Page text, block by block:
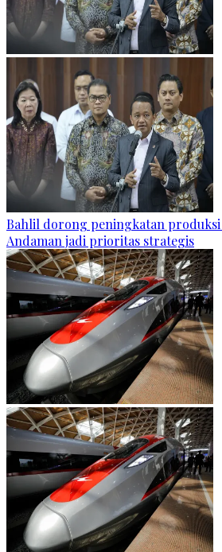
Bahlil dorong peningkatan produksi
Andaman jadi prioritas strategis